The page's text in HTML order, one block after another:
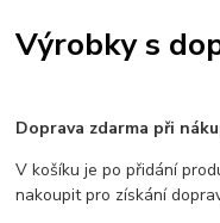
Výrobky s
Doprava zdarma při
V košíku je po přidání
nakoupit pro získání